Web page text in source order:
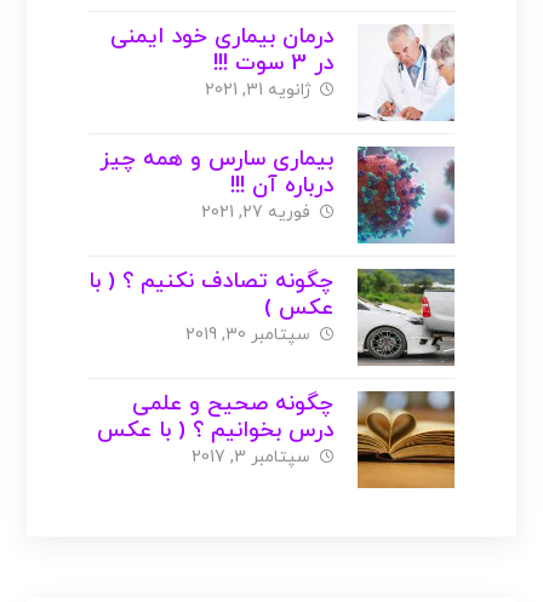
درمان بیماری خود ایمنی
در 3 سوت !!!
ژانویه 31, 2021
بیماری سارس و همه چیز
درباره آن !!!
فوریه 27, 2021
چگونه تصادف نکنیم ؟ ( با
عکس )
سپتامبر 30, 2019
چگونه صحیح و علمی
درس بخوانیم ؟ ( با عکس
)
سپتامبر 3, 2017